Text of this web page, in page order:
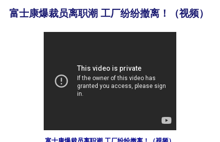
富士康爆裁员离职潮 工厂纷纷撤离！（视频）